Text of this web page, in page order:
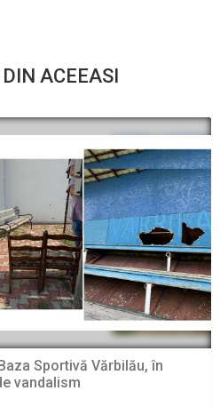
ACEEASI
Sportivă Vărbilău, în
vandalism